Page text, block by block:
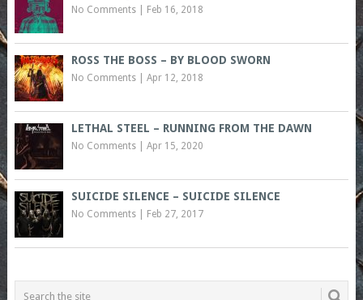
No Comments| Feb 16, 2018
ROSS THE BOSS – BY BLOOD SWORN
No Comments| Apr 12, 2018
LETHAL STEEL – RUNNING FROM THE DAWN
No Comments| Apr 15, 2020
SUICIDE SILENCE – SUICIDE SILENCE
No Comments| Feb 27, 2017